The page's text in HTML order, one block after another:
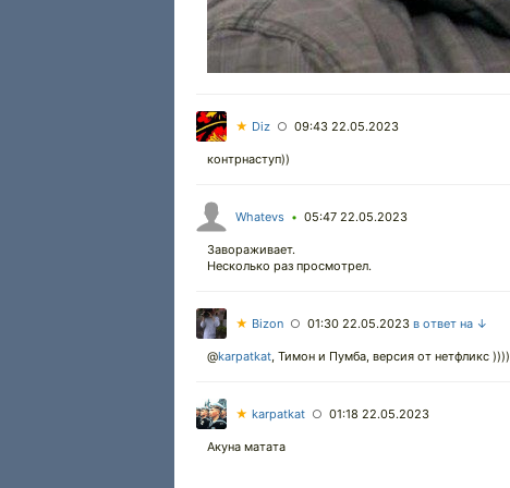
★ Diz ○ 09:43 22.05.2023
контрнаступ))
Whatevs • 05:47 22.05.2023
Завораживает.
Несколько раз просмотрел.
★ Bizon ○ 01:30 22.05.2023 в ответ на ↓
@karpatkat, Тимон и Пумба, версия от нетфликс ))))
★ karpatkat ○ 01:18 22.05.2023
Акуна матата